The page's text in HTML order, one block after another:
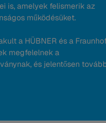
is, amelyek felismerik az
működésüket.
a HÜBNER és a
megfelelnek a
és jelentősen